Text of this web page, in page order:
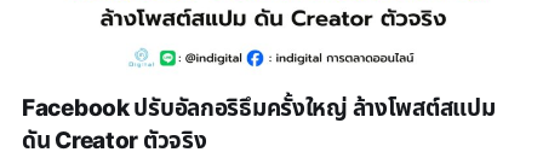
Facebook ปรับอัลกอริธึมครั้งใหญ่ ล้างโพสต์สแปม
ดัน Creator ตัวจริง